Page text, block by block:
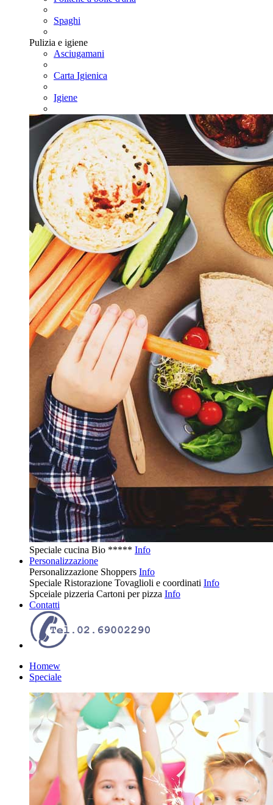
Spaghi
Pulizia e igiene
Asciugamani
Carta Igienica
Igiene
Speciale cucina Bio ***** Info
Personalizzazione
Personalizzazione Shoppers Info
Speciale Ristorazione Tovaglioli e coordinati Info
Spceiale pizzeria Cartoni per pizza Info
Contatti
Homew
Speciale